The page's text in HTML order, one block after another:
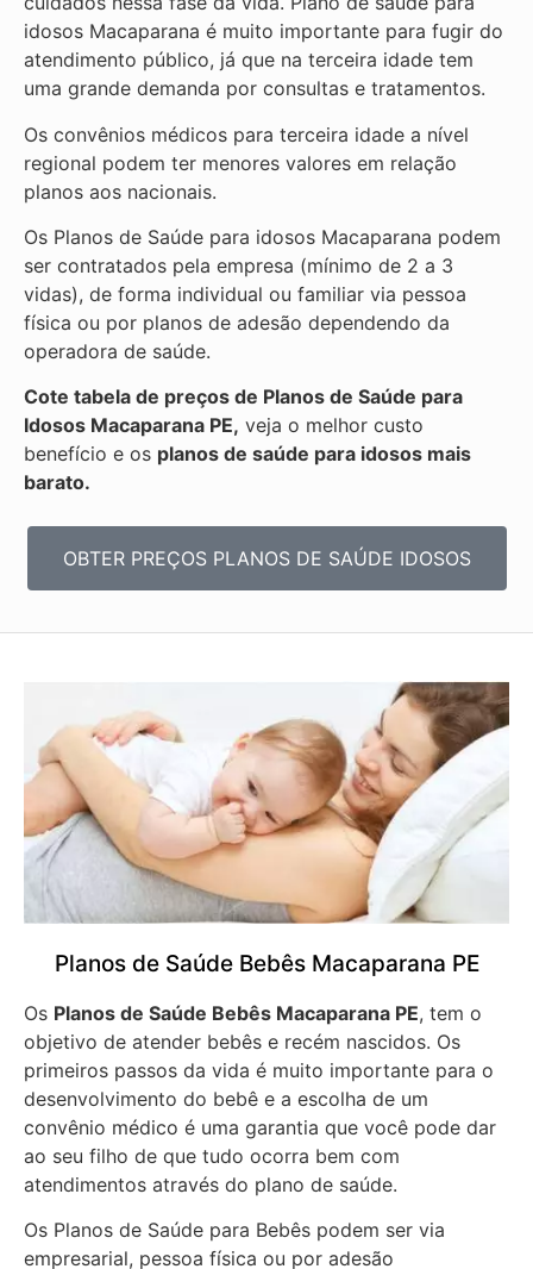
idosos Macaparana é muito importante para fugir do
atendimento público, já que na terceira idade tem
uma grande demanda por consultas e tratamentos.
Os convênios médicos para terceira idade a nível
regional podem ter menores valores em relação
planos aos nacionais.
Os Planos de Saúde para idosos Macaparana podem
ser contratados pela empresa (mínimo de 2 a 3
vidas), de forma individual ou familiar via pessoa
física ou por planos de adesão dependendo da
operadora de saúde.
Cote tabela de preços de Planos de Saúde para
Idosos Macaparana PE, veja o melhor custo
benefício e os planos de saúde para idosos mais
barato.
OBTER PREÇOS PLANOS DE SAÚDE IDOSOS
Planos de Saúde Bebês Macaparana PE
Os Planos de Saúde Bebês Macaparana PE, tem o
objetivo de atender bebês e recém nascidos. Os
primeiros passos da vida é muito importante para o
desenvolvimento do bebê e a escolha de um
convênio médico é uma garantia que você pode dar
ao seu filho de que tudo ocorra bem com
atendimentos através do plano de saúde.
Os Planos de Saúde para Bebês podem ser via
empresarial, pessoa física ou por adesão